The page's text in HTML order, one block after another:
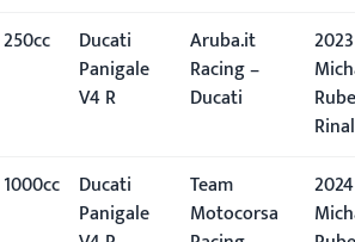
250cc
Ducati
Panigale
V4 R
Aruba.it
Racing –
Ducati
1000cc
Ducati
Panigale
Team
Motocorsa